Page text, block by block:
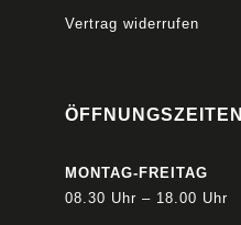
Vertrag widerrufen
ÖFFNUNGSZEITEN
MONTAG-FREITAG
08.30 Uhr – 18.00 Uhr